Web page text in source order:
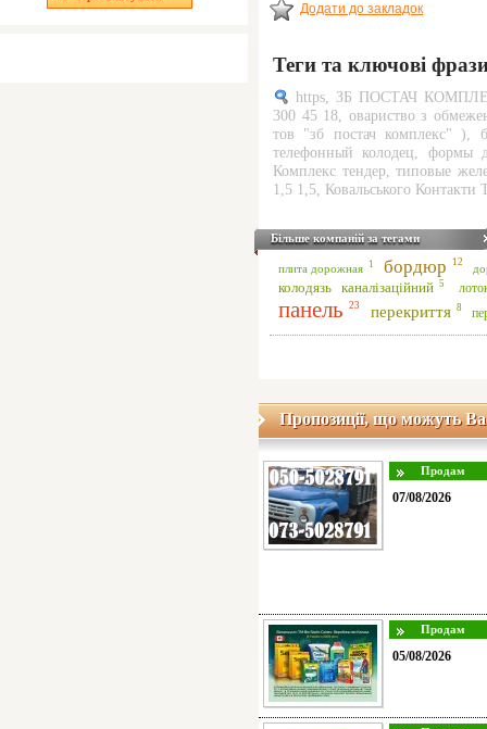
Додати до закладок
Теги та ключові
https
ЗБ ПОСТАЧ
300 45 18
овариство з
тов "зб постач комплекс" )
телефонный колодец, формы
Комплекс тендер, типовые
1,5 1,5 Ковальського
Більше компаній за тегами
плита дорожная 1 бордюр 12
колодязь каналізаційний 5
панель 23 перекриття 8
Пропозиції, що можуть
07/08/2026
05/08/2026